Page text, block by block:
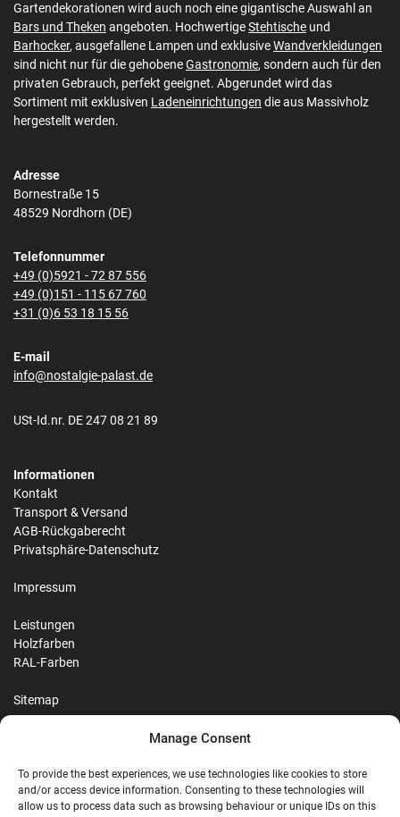
Manage Consent
To provide the best experiences, we use technologies like cookies to store
and/or access device information. Consenting to these technologies will
allow us to process data such as browsing behaviour or unique IDs on this
Gartendekorationen wird auch noch eine gigantische Auswahl an
Bars und Theken angeboten. HochwertigeStehtische und
Barhocker, ausgefallene Lampen und exklusiveWandverkleidungen
sind nicht nur für die gehobeneGastronomie, sondern auch für den
privaten Gebrauch, perfekt geeignet. Abgerundet wird das
Sortiment mit exklusiven Ladeneinrichtungen die aus Massivholz
hergestellt werden.
Adresse
Bornestraße 15
48529 Nordhorn (DE)
Telefonnummer
+49 (0)5921 - 72 87 556
+49 (0)151 - 115 67 760
+31 (0)6 53 18 15 56
E-mail
info@nostalgie-palast.de
USt-Id.nr. DE 247 08 21 89
Informationen
Kontakt
Transport & Versand
AGB-Rückgaberecht
Privatsphäre-Datenschutz
Impressum
Leistungen
Holzfarben
RAL-Farben
Sitemap